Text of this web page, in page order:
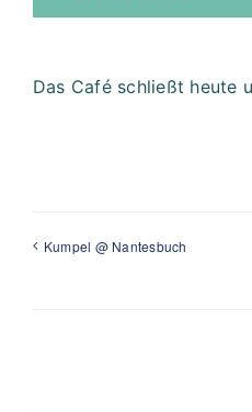
Das Café schließt heute
Kumpel @ Nantesbuch